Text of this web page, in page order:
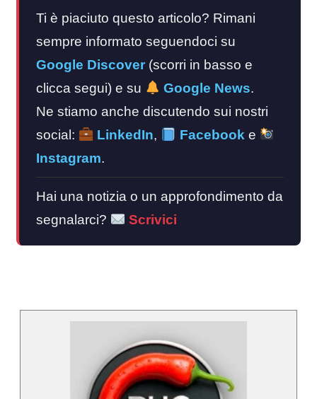
Ti è piaciuto questo articolo? Rimani
sempre informato seguendoci su
Google Discover (scorri in basso e
clicca segui) e su
Google News.
Ne stiamo anche discutendo sui nostri
social:
LinkedIn, Facebooke
Instagram.
Hai una notizia o un approfondimento da
segnalarci?
Scrivici